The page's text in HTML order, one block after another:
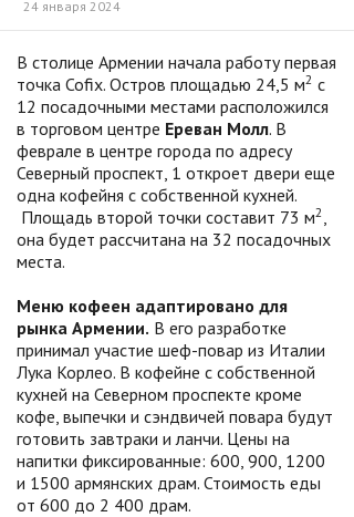
24 января 2024
В столице Армении начала работу первая
точка Cofix. Остров площадью 24,5 м2 с
12 посадочными местами расположился
в торговом центре Ереван Молл. В
феврале в центре города по адресу
Северный проспект, 1 откроет двери еще
одна кофейня с собственной кухней.
Площадь второй точки составит 73 м2,
она будет рассчитана на 32 посадочных
места.
Меню кофеен адаптировано для
рынка Армении. В его разработке
принимал участие шеф-повар из Италии
Лука Корлео. В кофейне с собственной
кухней на Северном проспекте кроме
кофе, выпечки и сэндвичей повара будут
готовить завтраки и ланчи. Цены на
напитки фиксированные: 600, 900, 1200
и 1500 армянских драм. Стоимость еды
от 600 до 2 400 драм.